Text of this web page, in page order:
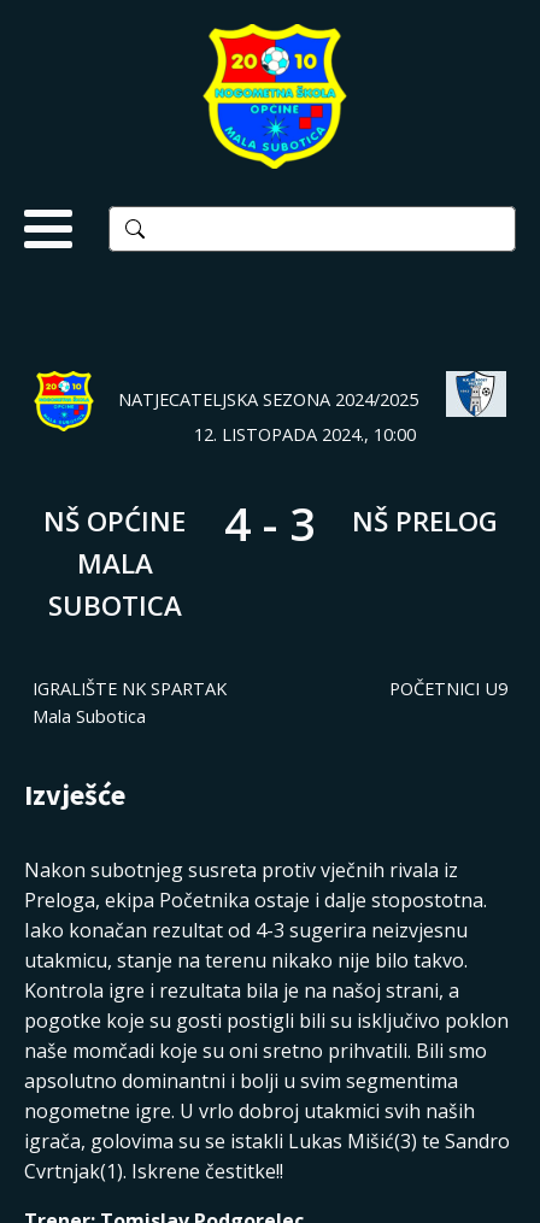
NATJECATELJSKA SEZONA 2024/2025
12. LISTOPADA 2024., 10:00
NŠ OPĆINE
MALA
SUBOTICA
4 - 3 NŠ PRELOG
IGRALIŠTE NK SPARTAK
Mala Subotica
POČETNICI U9
Izvješće
Nakon subotnjeg susreta protiv vječnih rivala iz
Preloga, ekipa Početnika ostaje i dalje stopostotna.
Iako konačan rezultat od 4-3 sugerira neizvjesnu
utakmicu, stanje na terenu nikako nije bilo takvo.
Kontrola igre i rezultata bila je na našoj strani, a
pogotke koje su gosti postigli bili su isključivo poklon
naše momčadi koje su oni sretno prihvatili. Bili smo
apsolutno dominantni i bolji u svim segmentima
nogometne igre. U vrlo dobroj utakmici svih naših
igrača, golovima su se istakli Lukas Mišić(3) te Sandro
Cvrtnjak(1). Iskrene čestitke!!